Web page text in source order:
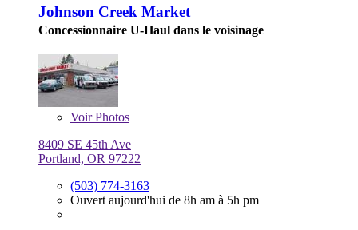
Johnson Creek Market
Concessionnaire U-Haul dans le voisinage
VoirPhotos
8409 SE 45th Ave
Portland, OR 97222
(503) 774-3163
Ouvert aujourd'hui de 8h am à 5h pm